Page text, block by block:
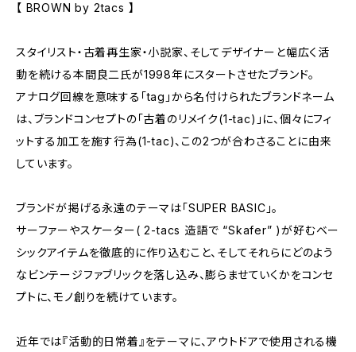
【 BROWN by 2tacs 】
スタイリスト・古着再生家・小説家、そしてデザイナーと幅広く活
動を続ける本間良二氏が1998年にスタートさせたブランド。
アナログ回線を意味する「tag」から名付けられたブランドネーム
は、ブランドコンセプトの「古着のリメイク(1-tac)」に、個々にフィ
ットする加工を施す行為(1-tac)、この2つが合わさることに由来
しています。
ブランドが掲げる永遠のテーマは「SUPER BASIC」。
サーファーやスケーター( 2-tacs 造語で “Skafer” )が好むベー
シックアイテムを徹底的に作り込むこと、そしてそれらにどのよう
なビンテージファブリックを落し込み、膨らませていくかをコンセ
プトに、モノ創りを続けています。
近年では『活動的日常着』をテーマに、アウトドアで使用される機